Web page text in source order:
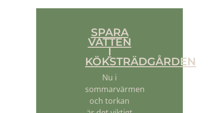
SPARA
VATTEN
I
KÖKSTRÄDGÅRDEN
Nu i
sommarvärmen
och torkan